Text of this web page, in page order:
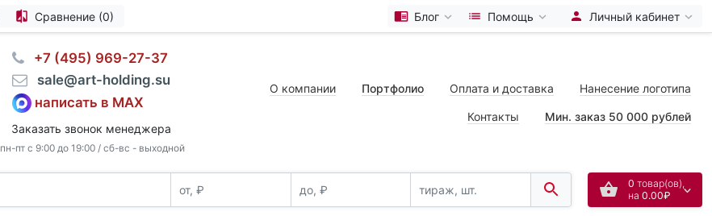
Сравнение (0) Блог Помощь Личный кабинет
⠀+7 (495) 969-27-37
⠀sale@art-holding.su
написать в MAX
Заказать звонок менеджера
пн-пт с 9:00 до 19:00 / сб-вс - выходной
О компании Портфолио Оплата и доставка Нанесение логотипа
Контакты Мин. заказ 50 000 рублей
0 товар(ов),
на 0.00₽